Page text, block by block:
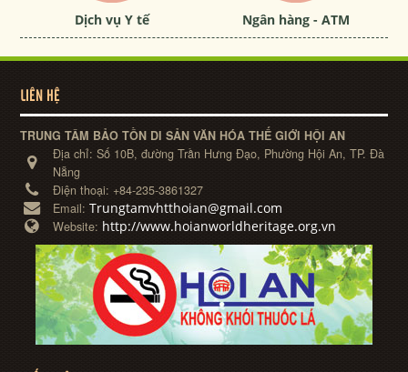
Dịch vụ Y tế Ngân hàng - ATM
LIÊN HỆ
TRUNG TÂM BẢO TỒN DI SẢN VĂN HÓA THẾ GIỚI HỘI AN
Địa chỉ:Số 10B, đường Trần Hưng Đạo, Phường Hội An, TP. Đà
Nẵng
Điện thoại: +84-235-3861327
Email:Trungtamvhtthoian@gmail.com
Website: http://www.hoianworldheritage.org.vn